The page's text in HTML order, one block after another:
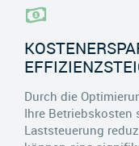
Durch die
Ihre Betriebskosten
Laststeuerung